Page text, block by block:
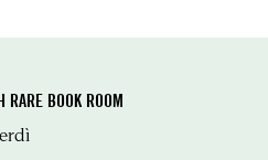
RARE BOOK ROOM